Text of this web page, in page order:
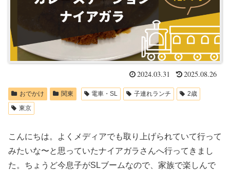
2024.03.31 2025.08.26
おでかけ 関東 電車・SL 子連れランチ
2歳
東京
こんにちは。よくメディアでも取り上げられていて行って
みたいな〜と思っていたナイアガラさんへ行ってきまし
た。ちょうど今息子がSLブームなので、家族で楽しんで